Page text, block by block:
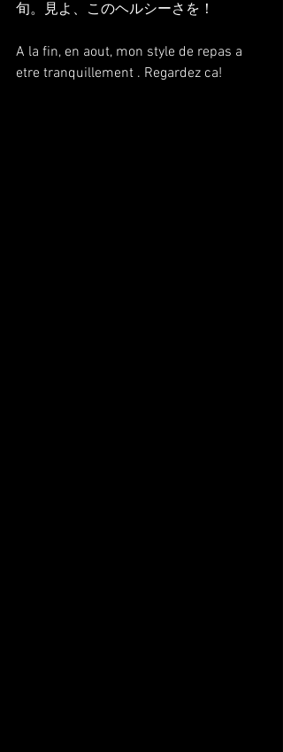
旬。見よ、このヘルシーさを！
A la fin, en aout, mon style de repas a
etre tranquillement . Regardez ca!